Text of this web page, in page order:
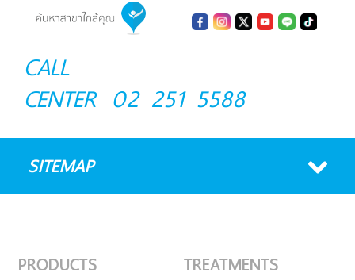
CALL
CENTER 02 251 5588
SITEMAP
PRODUCTS TREATMENTS